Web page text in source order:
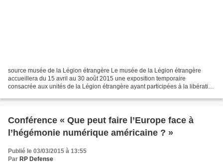
source musée de la Légion étrangère Le musée de la Légion étrangère
accueillera du 15 avril au 30 août 2015 une exposition temporaire
consacrée aux unités de la Légion étrangère ayant participées à la libération
Conférence « Que peut faire l’Europe face à
l’hégémonie numérique américaine ? »
Publié le 03/03/2015 à 13:55
Par RP Defense